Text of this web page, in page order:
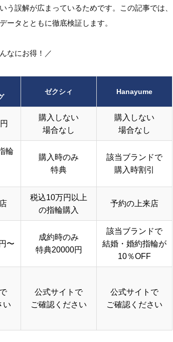
誤解が広まっているためです。この記事では、
ータとともに徹底検証します。
なにお得！／
ゼクシィ Hanayume
購入しない
場合なし
購入しない
場合なし
輪
購入時のみ
特典
該当ブランドで
購入時割引
税込10万円以上
の指輪購入
予約の上来店
〜
成約時のみ
特典20000円
該当ブランドで
結婚・婚約指輪が
10％OFF
い
公式サイトで
ご確認ください
公式サイトで
ご確認ください